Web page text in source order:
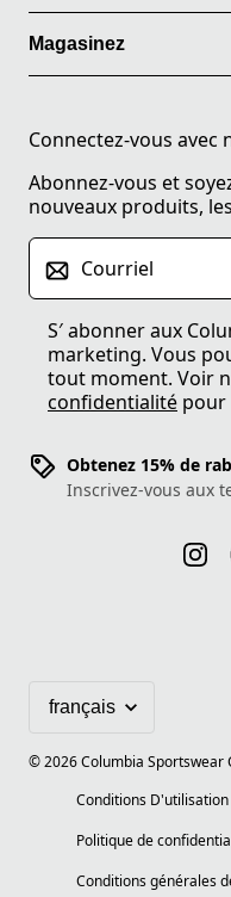
Magasinez
Connectez-vous avec
Abonnez-vous et
nouveaux produits,
Courriel
S′ abonner aux
marketing. Vous
tout moment. Voir
confidentialité pour
Obtenez 15% de
Inscrivez-vous aux
©2026Columbia Sportswear
Conditions D'utilisation
Politique de
Conditions générales